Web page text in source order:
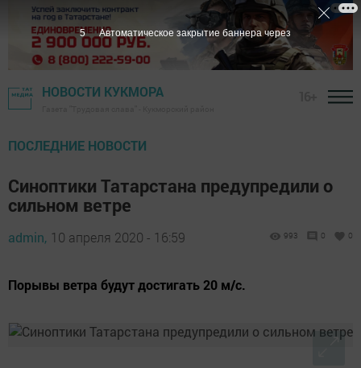
НОВОСТИ КУКМОРА
ПОСЛЕДНИЕ НОВОСТИ
Синоптики Татарстана предупредили о
сильном ветре
admin, 10 апреля 2020 - 16:59 993 0 0
Порывы ветра будут достигать 20 м/с.
3 Автоматическое закрытие баннера через